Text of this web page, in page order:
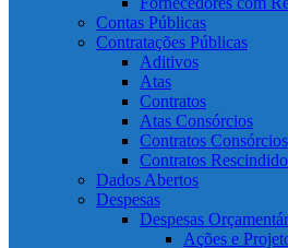
Contas Públicas
Contratações Públicas
Aditivos
Atas
Contratos
Atas Consórcios
Contratos Consórcios
Contratos
Dados Abertos
Despesas
Despesas
Ações e